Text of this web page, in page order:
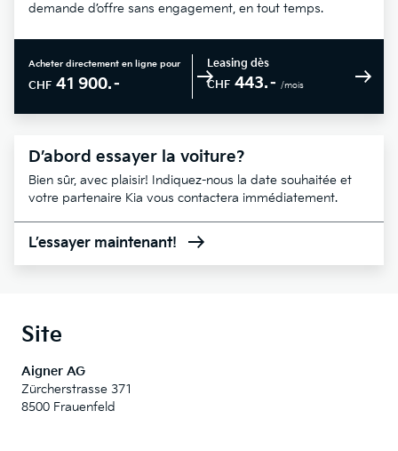
demande d’offre sans engagement, en tout temps.
Acheter directement en ligne pour
CHF 41 900.–
Leasing dès
CHF 443.– /mois
D’abord essayer la voiture?
Bien sûr, avec plaisir! Indiquez-nous la date souhaitée et
votre partenaire Kia vous contactera immédiatement.
L’essayer maintenant!
Site
Aigner AG
Zürcherstrasse 371
8500 Frauenfeld